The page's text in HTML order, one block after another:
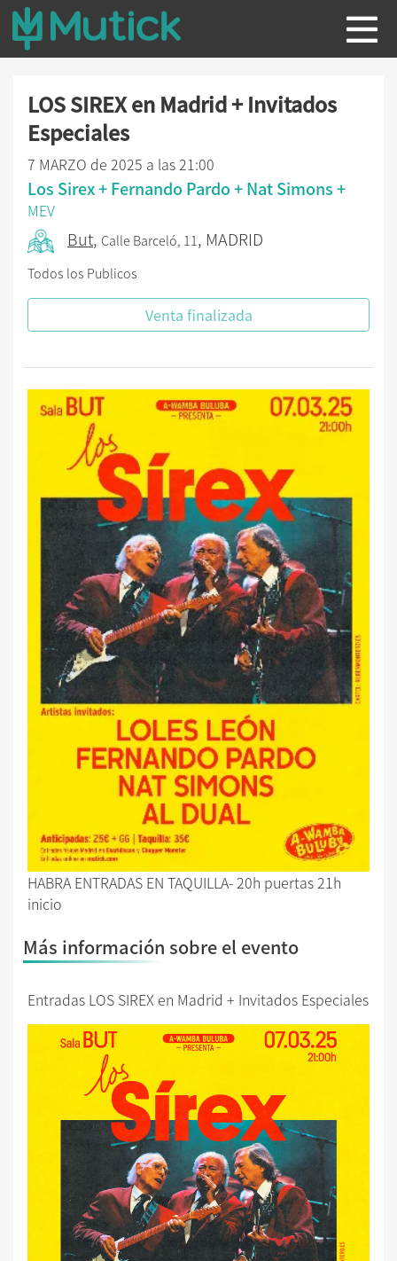
LOS SIREX en Madrid + Invitados
Especiales
7 MARZO de 2025 a las 21:00
Los Sirex + Fernando Pardo + Nat Simons +
MEV
But, Calle Barceló, 11, MADRID
Todos los Publicos
Venta finalizada
HABRA ENTRADAS EN TAQUILLA- 20h puertas 21h
inicio
Más información sobre el evento
Entradas LOS SIREX en Madrid + Invitados Especiales